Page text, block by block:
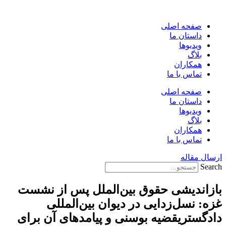
محتوا
صفحه اصلی
داستان ما
ویدیوها
بلاگ
همکاران
تماس با ما
صفحه اصلی
داستان ما
ویدیوها
بلاگ
همکاران
تماس با ما
ارسال مقاله
Search
بازاندیشی حقوق بین‌الملل پس از نشست
غزه: نسل‌زدایی در دیوان بین‌المللی
دادگستریقضیه بوسنی و پیامدهای آن برای